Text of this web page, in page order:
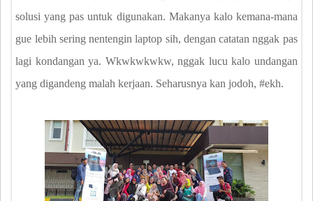
solusi yang pas untuk digunakan. Makanya kalo kemana-mana
gue lebih sering nentengin laptop sih, dengan catatan nggak pas
lagi kondangan ya. Wkwkwkwkw, nggak lucu kalo undangan
yang digandeng malah kerjaan. Seharusnya kan jodoh, #ekh.